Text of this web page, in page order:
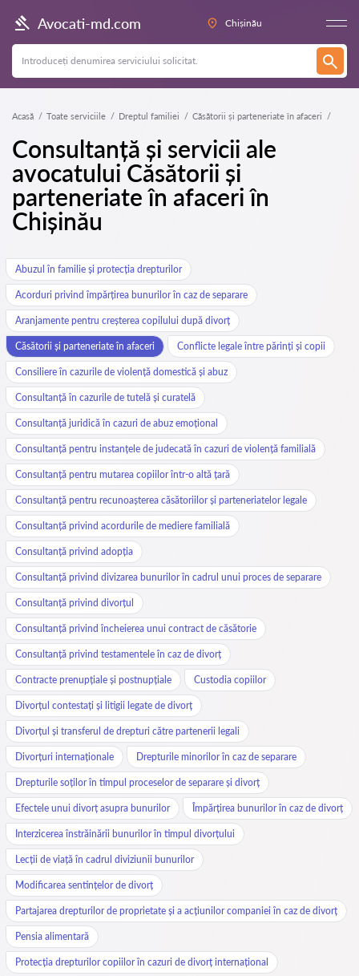
Avocati-md.com Chișinău
Acasă Toate serviciile Dreptul familiei Căsătorii și parteneriate în afaceri
Consultanță și servicii ale
avocatului Căsătorii și
parteneriate în afaceri în
Chișinău
Abuzul în familie și protecția drepturilor
Acorduri privind împărțirea bunurilor în caz de separare
Aranjamente pentru creșterea copilului după divorț
Căsătorii și parteneriate în afaceri Conflicte legale între părinți și copii
Consiliere în cazurile de violență domestică și abuz
Consultanță în cazurile de tutelă și curatelă
Consultanță juridică în cazuri de abuz emoțional
Consultanță pentru instanțele de judecată în cazuri de violență familială
Consultanță pentru mutarea copiilor într-o altă țară
Consultanță pentru recunoașterea căsătoriilor și parteneriatelor legale
Consultanță privind acordurile de mediere familială
Consultanță privind adopția
Consultanță privind divizarea bunurilor în cadrul unui proces de separare
Consultanță privind divorțul
Consultanță privind încheierea unui contract de căsătorie
Consultanță privind testamentele în caz de divorț
Contracte prenupțiale și postnupțiale Custodia copiilor
Divorțul contestați și litigii legate de divorț
Divorțul și transferul de drepturi către partenerii legali
Divorțuri internaționale Drepturile minorilor în caz de separare
Drepturile soților în timpul proceselor de separare și divorț
Efectele unui divorț asupra bunurilor Împărțirea bunurilor în caz de divorț
Interzicerea înstrăinării bunurilor în timpul divorțului
Lecții de viață în cadrul diviziunii bunurilor
Modificarea sentințelor de divorț
Partajarea drepturilor de proprietate și a acțiunilor companiei în caz de divorț
Pensia alimentară
Protecția drepturilor copiilor în cazuri de divorț internațional